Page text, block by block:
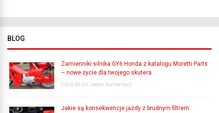
BLOG
Zamienniki silnika GY6 Honda z katalogu Moretti Parts
– nowe życie dla twojego skutera
2024-09-03 Jeden komentarz
Jakie są konsekwencje jazdy z brudnym filtrem